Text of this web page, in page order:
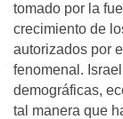
tomado por la
crecimiento de
autorizados por
fenomenal.
demográficas,
tal manera que